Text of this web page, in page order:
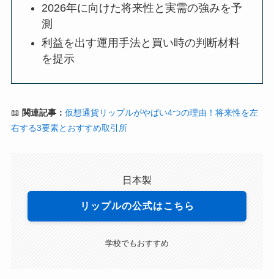
2026年に向けた将来性と実需の強みを予
測
利益を出す運用手法と買い時の判断材料
を提示
📖 関連記事： 仮想通貨リップルがやばい4つの理由！将来性を左
右する3要素とおすすめ取引所
日本製
リップルの公式はこちら
学校でもおすすめ